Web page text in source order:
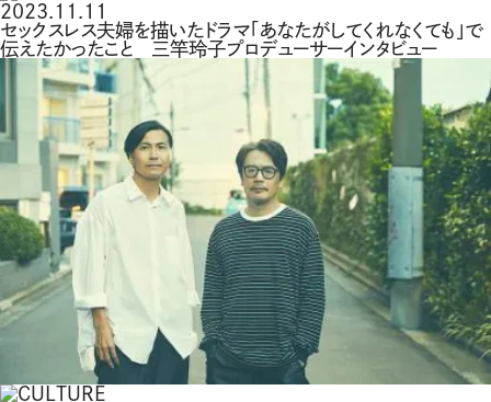
2023.11.11
セックスレス夫婦を描いたドラマ「あなたがしてくれなくても」で
伝えたかったこと 三竿玲子プロデューサーインタビュー